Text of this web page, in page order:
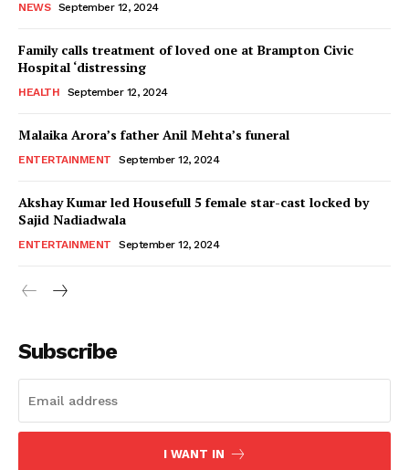
NEWS September 12, 2024
Family calls treatment of loved one at Brampton Civic
Hospital ‘distressing
HEALTH September 12, 2024
Malaika Arora’s father Anil Mehta’s funeral
ENTERTAINMENT September 12, 2024
Akshay Kumar led Housefull 5 female star-cast locked by
Sajid Nadiadwala
ENTERTAINMENT September 12, 2024
Subscribe
I WANT IN